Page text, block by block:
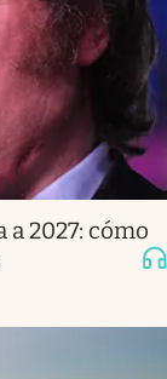
a 2027: cómo